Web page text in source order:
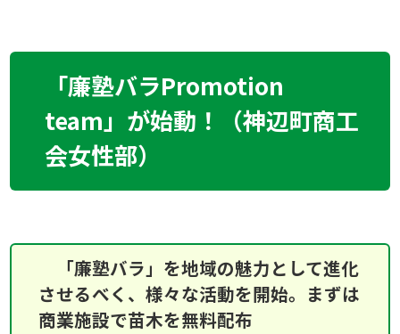
「廉塾バラPromotion
team」が始動！（神辺町商工
会女性部）
「廉塾バラ」を地域の魅力として進化
させるべく、様々な活動を開始。まずは
商業施設で苗木を無料配布